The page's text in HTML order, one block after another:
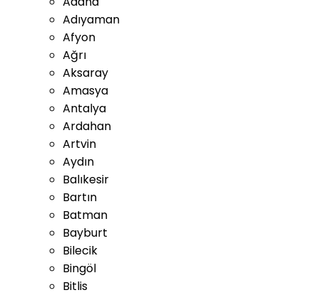
Adıyaman
Afyon
Ağrı
Aksaray
Amasya
Antalya
Ardahan
Artvin
Aydın
Balıkesir
Bartın
Batman
Bayburt
Bilecik
Bingöl
Bitlis